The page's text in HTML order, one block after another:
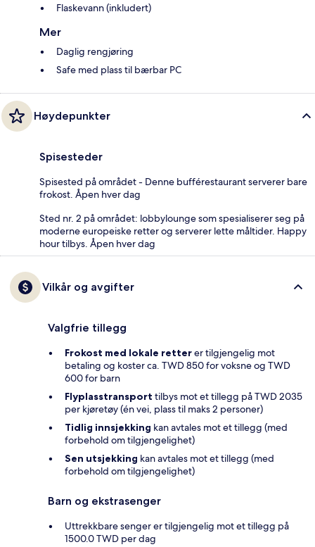
Flaskevann (inkludert)
Mer
Daglig rengjøring
Safe med plass til bærbar PC
Høydepunkter
Spisesteder
Spisested på området - Denne bufférestaurant serverer bare
frokost. Åpen hver dag
Sted nr. 2 på området: lobbylounge som spesialiserer seg på
moderne europeiske retter og serverer lette måltider. Happy
hour tilbys. Åpen hver dag
Vilkår og avgifter
Valgfrie tillegg
Frokost med lokale retterer tilgjengelig mot
betaling og koster ca. TWD 850 for voksne og TWD
600 for barn
Flyplasstransport tilbys mot et tillegg på TWD 2035
per kjøretøy (én vei, plass til maks 2 personer)
Tidlig innsjekking kan avtales mot et tillegg (med
forbehold om tilgjengelighet)
Sen utsjekking kan avtales mot et tillegg (med
forbehold om tilgjengelighet)
Barn og ekstrasenger
Uttrekkbare senger er tilgjengelig mot et tillegg på
1500.0 TWD per dag